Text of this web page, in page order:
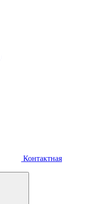
Контактная